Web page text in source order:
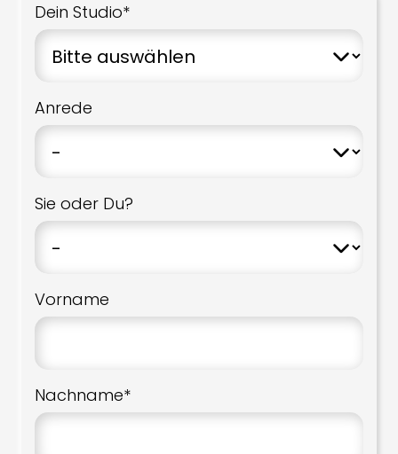
Dein Studio*
Anrede
Sie oder Du?
Vorname
Nachname*